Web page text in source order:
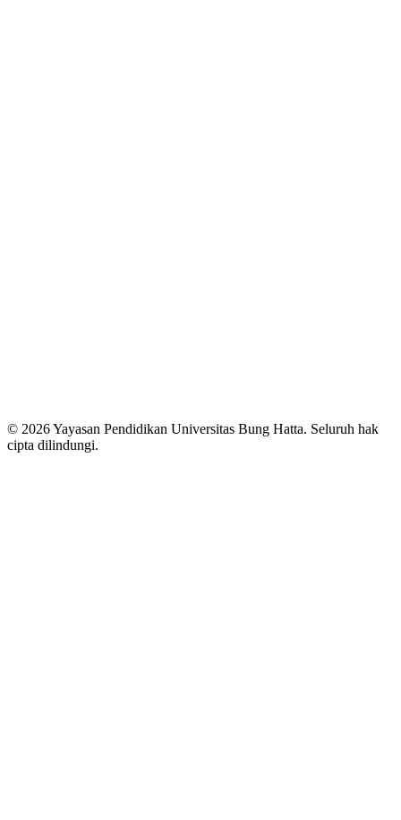
© 2026 Yayasan Pendidikan Universitas Bung Hatta. Seluruh hak
cipta dilindungi.